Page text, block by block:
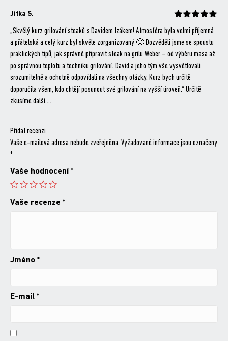
Jitka S.
„Skvělý kurz grilování steaků s Davidem Izákem! Atmosféra byla velmi příjemná
a přátelská a celý kurz byl skvěle zorganizovaný 🙂 Dozvěděli jsme se spoustu
praktických tipů, jak správně připravit steak na grilu Weber – od výběru masa až
po správnou teplotu a techniku grilování. David a jeho tým vše vysvětlovali
srozumitelně a ochotně odpovídali na všechny otázky. Kurz bych určitě
doporučila všem, kdo chtějí posunout své grilování na vyšší úroveň.“ Určitě
zkusíme další….
Přidat recenzi
Vaše e-mailová adresa nebude zveřejněna. Vyžadované informace jsou označeny
*
Vaše hodnocení *
Vaše recenze *
Jméno *
E-mail *